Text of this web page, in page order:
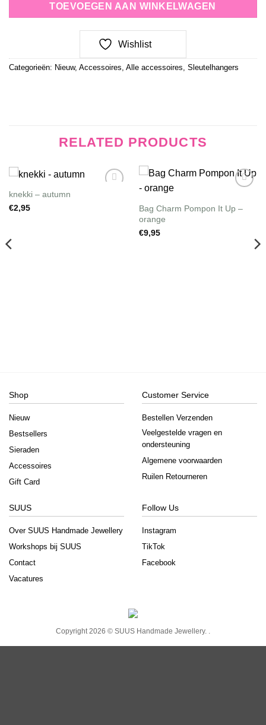
TOEVOEGEN AAN WINKELWAGEN
Wishlist
Categorieën: Nieuw, Accessoires Alle accessoires Sleutelhangers
RELATED PRODUCTS
knekki – autumn
€2,95
Bag Charm Pompon It Up –
orange
€9,95
Shop
Nieuw
Bestsellers
Sieraden
Accessoires
Gift Card
Customer Service
Bestellen Verzenden
Veelgestelde vragen en
ondersteuning
Algemene voorwaarden
Ruilen Retourneren
SUUS
Over SUUS Handmade Jewellery
Workshops bij SUUS
Contact
Vacatures
Follow Us
Instagram
TikTok
Facebook
Copyright 2026 © SUUS Handmade Jewellery.